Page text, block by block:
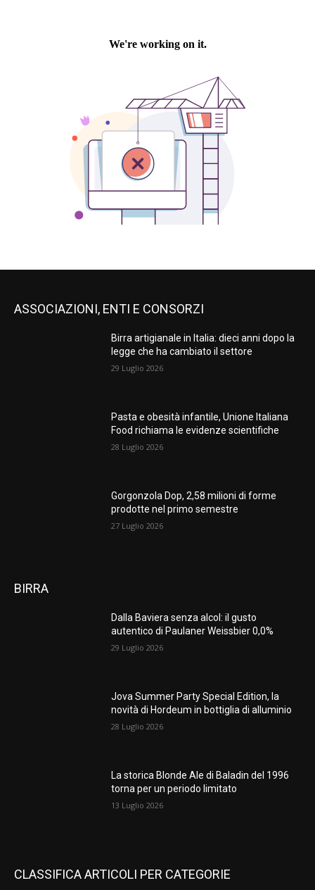
ASSOCIAZIONI, ENTI E CONSORZI
Birra artigianale in Italia: dieci anni dopo la
legge che ha cambiato il settore
29 Luglio 2026
Pasta e obesità infantile, Unione Italiana
Food richiama le evidenze scientifiche
28 Luglio 2026
Gorgonzola Dop, 2,58 milioni di forme
prodotte nel primo semestre
27 Luglio 2026
BIRRA
Dalla Baviera senza alcol: il gusto
autentico di Paulaner Weissbier 0,0%
29 Luglio 2026
Jova Summer Party Special Edition, la
novità di Hordeum in bottiglia di alluminio
28 Luglio 2026
La storica Blonde Ale di Baladin del 1996
torna per un periodo limitato
13 Luglio 2026
CLASSIFICA ARTICOLI PER CATEGORIE